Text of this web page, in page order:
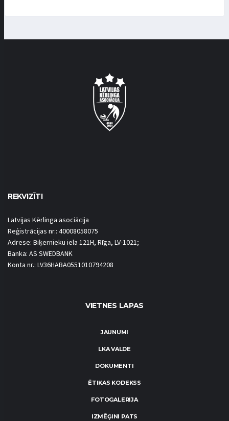
REKVIZĪTI
Latvijas Kērlinga asociācija
Reģistrācijas nr.: 40008058075
Adrese: Biķernieku iela 121H, Rīga, LV-1021;
Banka: AS SWEDBANK
Konta nr.: LV36HABA0551010794208
VIETNES LAPAS
JAUNUMI
LKA VALDE
DOKUMENTI
ĒTIKAS KODEKSS
FOTOGALERIJA
IZMĒĢINI PATS